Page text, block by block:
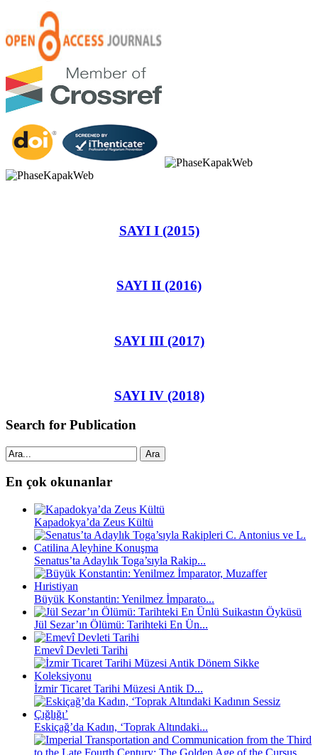
SAYI I (2015)
SAYI II (2016)
SAYI III (2017)
SAYI IV (2018)
Search for Publication
Ara
En çok okunanlar
Kapadokya’da Zeus Kültü
Senatus’ta Adaylık Toga’sıyla Rakip...
Büyük Konstantin: Yenilmez İmparato...
Jül Sezar’ın Ölümü: Tarihteki En Ün...
Emevî Devleti Tarihi
İzmir Ticaret Tarihi Müzesi Antik D...
Eskiçağ’da Kadın, ‘Toprak Altındaki...